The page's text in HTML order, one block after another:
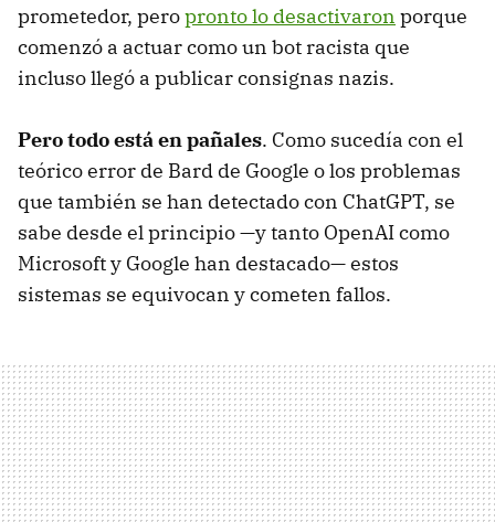
prometedor, peropronto lo desactivaron porque
comenzó a actuar como un bot racista que
incluso llegó a publicar consignas nazis.
Pero todo está en pañales. Como sucedía con el
teórico error de Bard de Google o los problemas
que también se han detectado con ChatGPT, se
sabe desde el principio —y tanto OpenAI como
Microsoft y Google han destacado— estos
sistemas se equivocan y cometen fallos.